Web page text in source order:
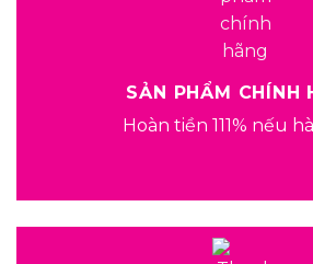
SẢN PHẨM CHÍNH
Hoàn tiền 111% nếu